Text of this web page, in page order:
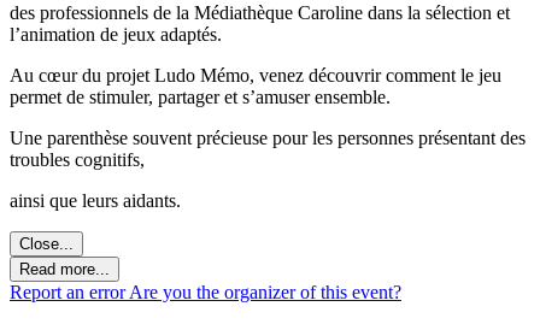
des professionnels de la Médiathèque Caroline dans la sélection et
l’animation de jeux adaptés.
Au cœur du projet Ludo Mémo, venez découvrir comment le jeu
permet de stimuler, partager et s’amuser ensemble.
Une parenthèse souvent précieuse pour les personnes présentant des
troubles cognitifs,
ainsi que leurs aidants.
Close...
Read more...
Report an errorAre you the organizer of this event?